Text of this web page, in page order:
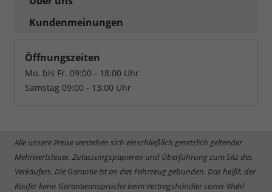
Kundenmeinungen
Öffnungszeiten
Mo. bis Fr. 09:00 - 18:00 Uhr
Samstag 09:00 - 13:00 Uhr
Alle unsere Preise verstehen sich einschließlich gesetzlich geltender
Mehrwertsteuer, Zulassungspapieren und Überführung zum Sitz des
Verkäufers. Die Garantie ist an das Fahrzeug gebunden. Das heißt, der
Käufer kann Garantieansprüche beim Vertragshändler seiner Wahl